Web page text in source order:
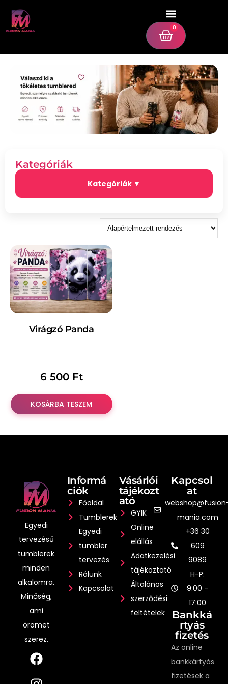
0
Kategóriák
Virágzó Panda
6 500 Ft
KOSÁRBA TESZEM
Egyedi
tervezésű
tumblerek
minden
alkalomra.
Minőség,
ami
örömet
szerez.
Informá
ciók
Főoldal
Tumblerek
Egyedi
tumbler
tervezés
Rólunk
Kapcsolat
Vásárlói
tájékozt
ató
GYIK
Online
elállás
Adatkezelési
tájékoztató
Általános
szerződési
feltételek
Kapcsol
at
mania.com
+36 30
609
9089
H-P:
9:00 -
17:00
Bankká
rtyás
fizetés
Az online
bankkártyás
fizetések a